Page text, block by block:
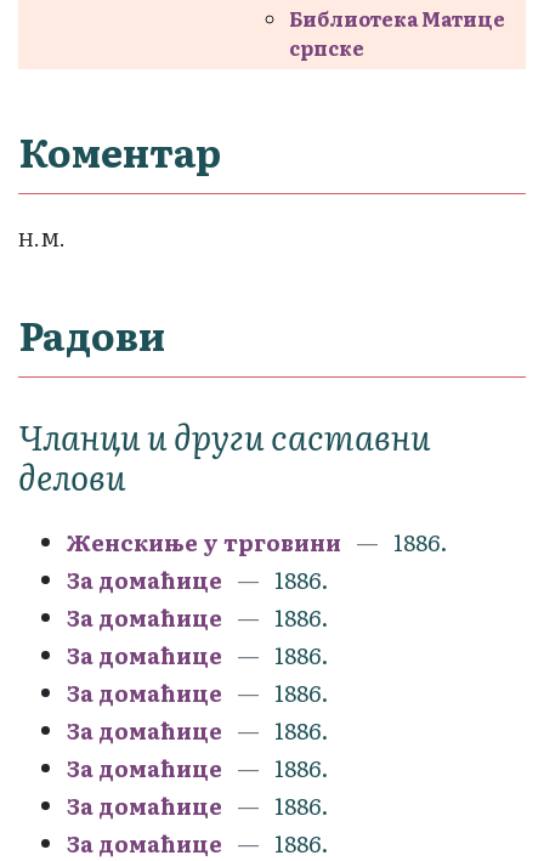
Библиотека Матице
српске
Коментар
Н.М.
Радови
Чланци и други саставни
делови
Женскиње у трговини
1886.
За домаћице
1886.
За домаћице
1886.
За домаћице
1886.
За домаћице
1886.
За домаћице
1886.
За домаћице
1886.
За домаћице
1886.
За домаћице
1886.